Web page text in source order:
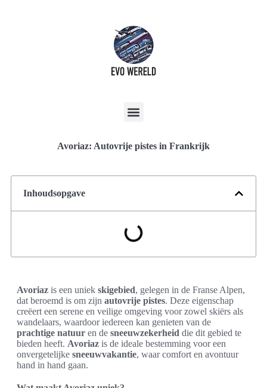
Avoriaz: Autovrije pistes in Frankrijk
Inhoudsopgave
Avoriaz is een uniek skigebied, gelegen in de Franse Alpen,
dat beroemd is om zijn autovrije pistes. Deze eigenschap
creëert een serene en veilige omgeving voor zowel skiërs als
wandelaars, waardoor iedereen kan genieten van de
prachtige natuur en de sneeuwzekerheid die dit gebied te
bieden heeft. Avoriaz is de ideale bestemming voor een
onvergetelijke sneeuwvakantie, waar comfort en avontuur
hand in hand gaan.